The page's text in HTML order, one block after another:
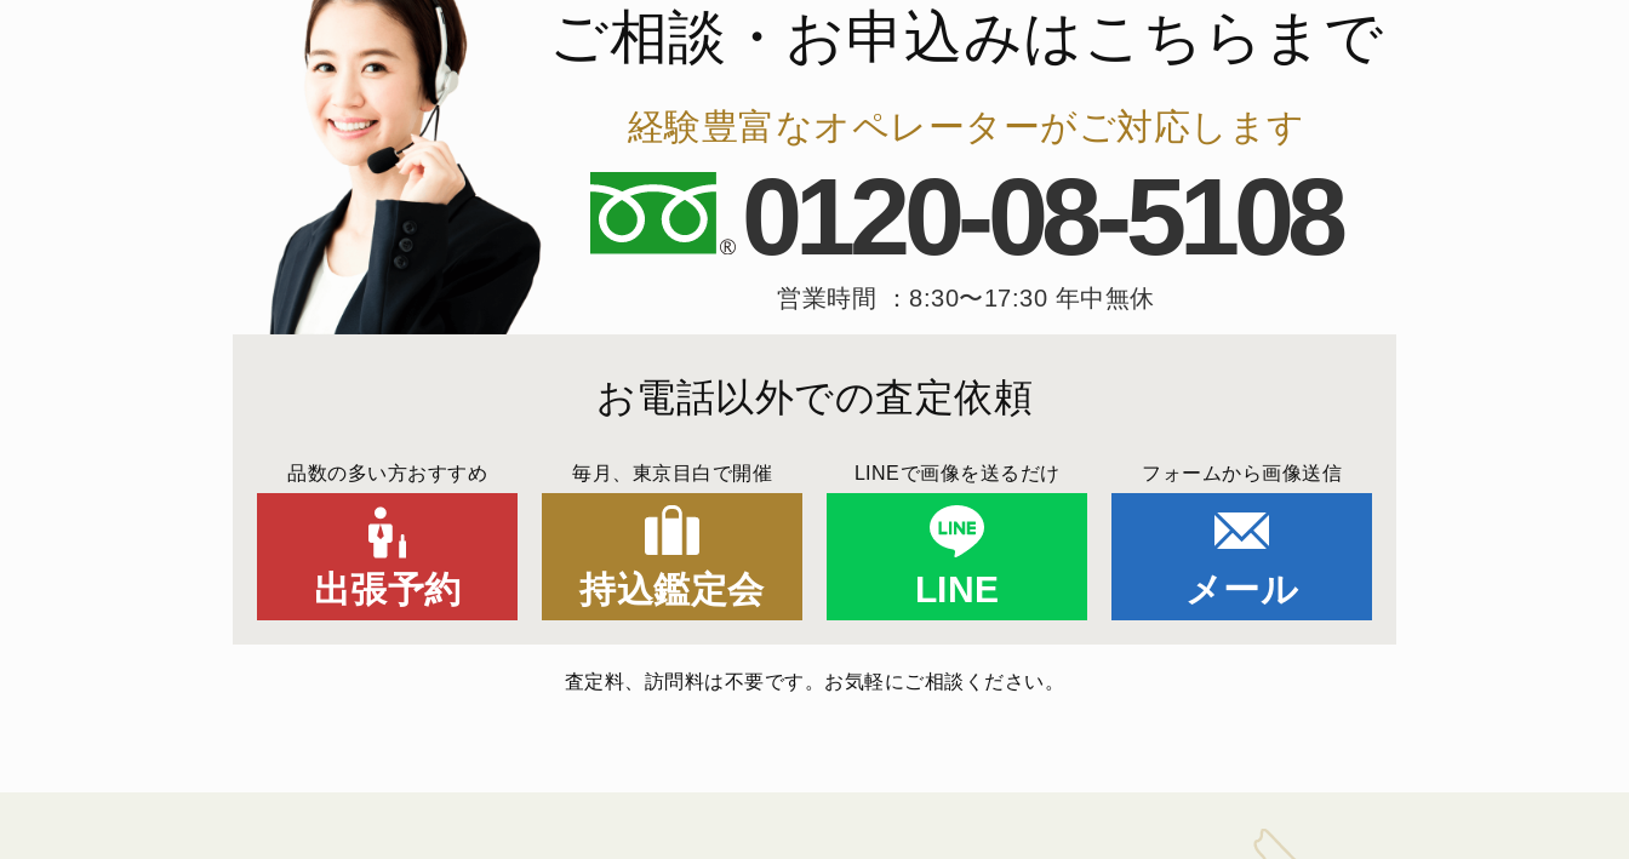
ご相談・お申込みはこちらまで
経験豊富なオペレーターがご対応します
0120-08-5108
営業時間 ：8:30〜17:30 年中無休
お電話以外での査定依頼
品数の多い方おすすめ
出張予約
毎月、東京目白で開催
持込鑑定会
LINEで画像を送るだけ
LINE
フォームから画像送信
メール
査定料、訪問料は不要です。お気軽にご相談ください。